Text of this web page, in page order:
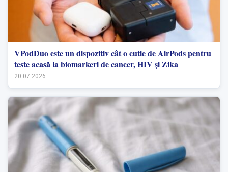
VPodDuo este un dispozitiv cât o cutie de AirPods pentru
teste acasă la biomarkeri de cancer, HIV și Zika
20.07.2026